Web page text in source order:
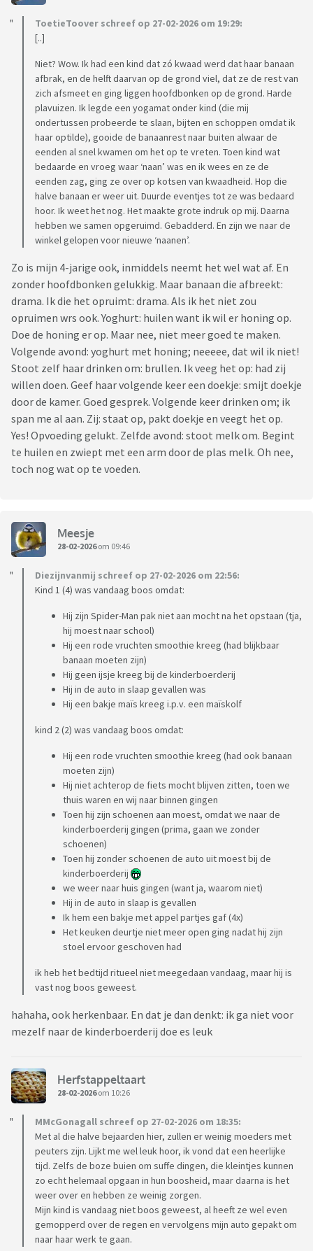
ToetieToover schreef op 27-02-2026 om 19:29:
[..]
Niet? Wow. Ik had een kind dat zó kwaad werd dat haar banaan
afbrak, en de helft daarvan op de grond viel, dat ze de rest van
zich afsmeet en ging liggen hoofdbonken op de grond. Harde
plavuizen. Ik legde een yogamat onder kind (die mij
ondertussen probeerde te slaan, bijten en schoppen omdat ik
haar optilde), gooide de banaanrest naar buiten alwaar de
eenden al snel kwamen om het op te vreten. Toen kind wat
bedaarde en vroeg waar ‘naan’ was en ik wees en ze de
eenden zag, ging ze over op kotsen van kwaadheid. Hop die
halve banaan er weer uit. Duurde eventjes tot ze was bedaard
hoor. Ik weet het nog. Het maakte grote indruk op mij. Daarna
hebben we samen opgeruimd. Gebadderd. En zijn we naar de
winkel gelopen voor nieuwe ‘naanen’.
Zo is mijn 4-jarige ook, inmiddels neemt het wel wat af. En
zonder hoofdbonken gelukkig. Maar banaan die afbreekt:
drama. Ik die het opruimt: drama. Als ik het niet zou
opruimen wrs ook. Yoghurt: huilen want ik wil er honing op.
Doe de honing er op. Maar nee, niet meer goed te maken.
Volgende avond: yoghurt met honing; neeeee, dat wil ik niet!
Stoot zelf haar drinken om: brullen. Ik veeg het op: had zij
willen doen. Geef haar volgende keer een doekje: smijt doekje
door de kamer. Goed gesprek. Volgende keer drinken om; ik
span me al aan. Zij: staat op, pakt doekje en veegt het op.
Yes! Opvoeding gelukt. Zelfde avond: stoot melk om. Begint
te huilen en zwiept met een arm door de plas melk. Oh nee,
toch nog wat op te voeden.
Meesje
28-02-2026om 09:46
Diezijnvanmij schreef op 27-02-2026 om 22:56:
Kind 1 (4) was vandaag boos omdat:
Hij zijn Spider-Man pak niet aan mocht na het opstaan (tja,
hij moest naar school)
Hij een rode vruchten smoothie kreeg (had blijkbaar
banaan moeten zijn)
Hij geen ijsje kreeg bij de kinderboerderij
Hij in de auto in slaap gevallen was
Hij een bakje maïs kreeg i.p.v. een maïskolf
kind 2 (2) was vandaag boos omdat:
Hij een rode vruchten smoothie kreeg (had ook banaan
moeten zijn)
Hij niet achterop de fiets mocht blijven zitten, toen we
thuis waren en wij naar binnen gingen
Toen hij zijn schoenen aan moest, omdat we naar de
kinderboerderij gingen (prima, gaan we zonder
schoenen)
Toen hij zonder schoenen de auto uit moest bij de
kinderboerderij
we weer naar huis gingen (want ja, waarom niet)
Hij in de auto in slaap is gevallen
Ik hem een bakje met appel partjes gaf (4x)
Het keuken deurtje niet meer open ging nadat hij zijn
stoel ervoor geschoven had
ik heb het bedtijd ritueel niet meegedaan vandaag, maar hij is
vast nog boos geweest.
hahaha, ook herkenbaar. En dat je dan denkt: ik ga niet voor
mezelf naar de kinderboerderij doe es leuk
Herfstappeltaart
28-02-2026om 10:26
MMcGonagall schreef op 27-02-2026 om 18:35:
Met al die halve bejaarden hier, zullen er weinig moeders met
peuters zijn. Lijkt me wel leuk hoor, ik vond dat een heerlijke
tijd. Zelfs de boze buien om suffe dingen, die kleintjes kunnen
zo echt helemaal opgaan in hun boosheid, maar daarna is het
weer over en hebben ze weinig zorgen.
Mijn kind is vandaag niet boos geweest, al heeft ze wel even
gemopperd over de regen en vervolgens mijn auto gepakt om
naar haar werk te gaan.